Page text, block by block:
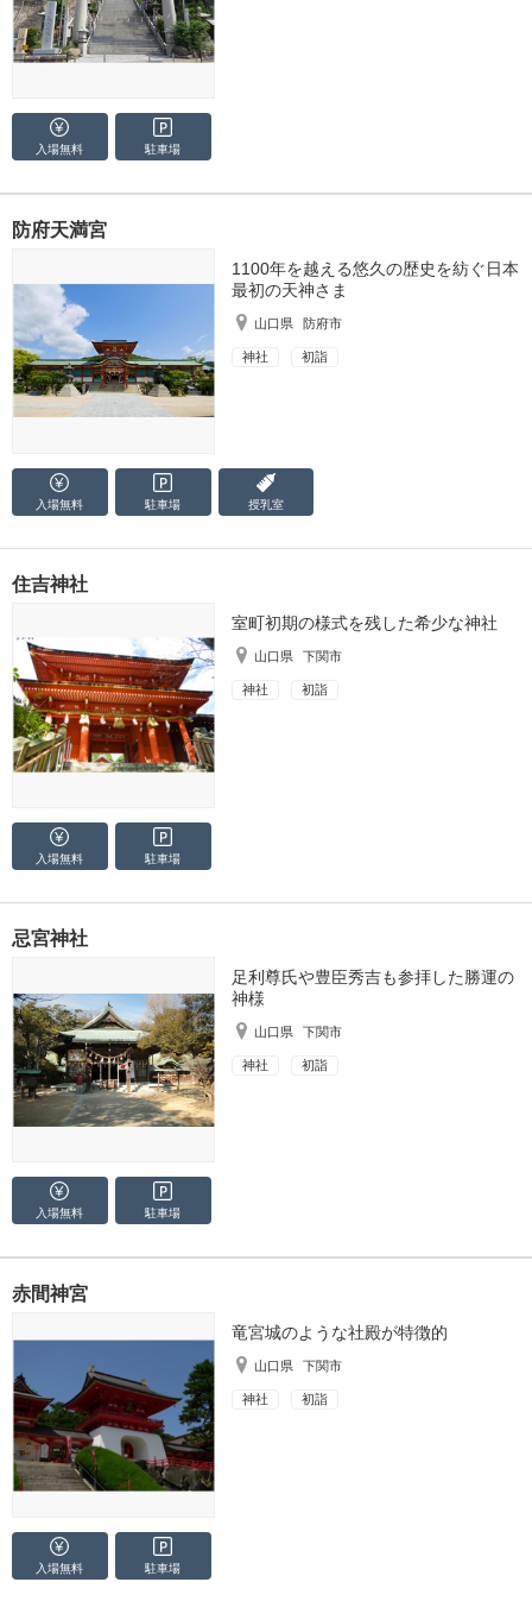
入場無料 駐車場
防府天満宮
1100年を越える悠久の歴史を紡ぐ日本
最初の天神さま
山口県 防府市
神社 初詣
入場無料 駐車場 授乳室
住吉神社
室町初期の様式を残した希少な神社
山口県 下関市
神社 初詣
入場無料 駐車場
忌宮神社
足利尊氏や豊臣秀吉も参拝した勝運の
神様
山口県 下関市
神社 初詣
入場無料 駐車場
赤間神宮
竜宮城のような社殿が特徴的
山口県 下関市
神社 初詣
入場無料 駐車場